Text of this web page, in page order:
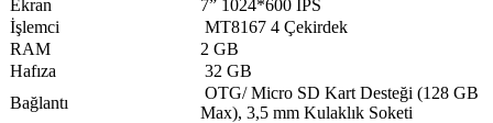
​Ekran
7” 1024*600 IPS
​İşlemci
MT8167 4 Çekirdek​
​RAM
​2 GB
Hafıza
32 GB​
​Bağlantı
OTG/ Micro SD Kart Desteği (128 GB
Max), 3,5 mm Kulaklık Soketi​